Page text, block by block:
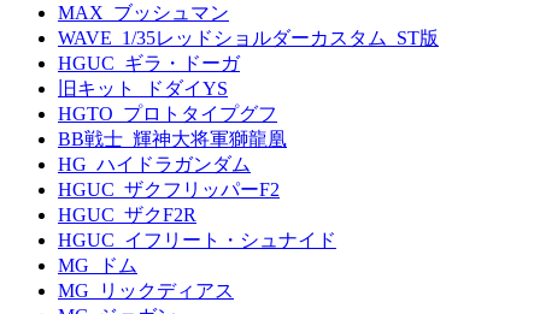
MAX_ブッシュマン
WAVE_1/35レッドショルダーカスタム_ST版
HGUC_ギラ・ドーガ
旧キット_ドダイYS
HGTO_プロトタイプグフ
BB戦士_輝神大将軍獅龍凰
HG_ハイドラガンダム
HGUC_ザクフリッパーF2
HGUC_ザクF2R
HGUC_イフリート・シュナイド
MG_ドム
MG_リックディアス